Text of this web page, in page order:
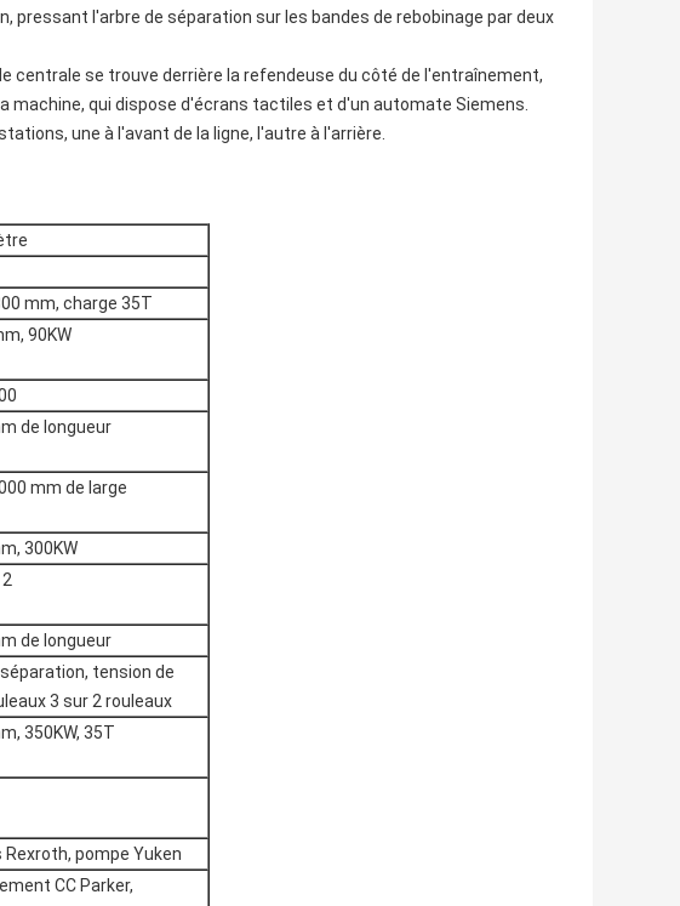
pressant l'arbre de séparation sur les bandes de rebobinage par deux
centrale se trouve derrière la refendeuse du côté de l'entraînement,
machine, qui dispose d'écrans tactiles et d'un automate Siemens.
une à l'avant de la ligne, l'autre à l'arrière.
mm, charge 35T
90KW
de longueur
mm de large
300KW
2
de longueur
séparation, tension de
3 sur 2 rouleaux
350KW, 35T
Rexroth, pompe Yuken
CC Parker,